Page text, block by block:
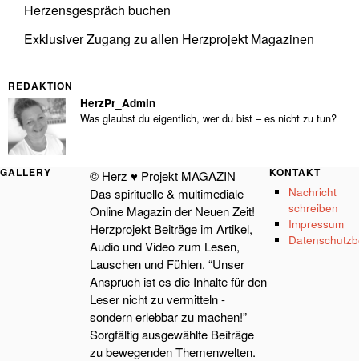
Herzensgespräch buchen
Exklusiver Zugang zu allen Herzprojekt Magazinen
REDAKTION
HerzPr_Admin
Was glaubst du eigentlich, wer du bist – es nicht zu tun?
GALLERY
© Herz ♥ Projekt MAGAZIN
Das spirituelle & multimediale
Online Magazin der Neuen Zeit!
Herzprojekt Beiträge im Artikel,
Audio und Video zum Lesen,
Lauschen und Fühlen. “Unser
Anspruch ist es die Inhalte für den
Leser nicht zu vermitteln -
sondern erlebbar zu machen!”
Sorgfältig ausgewählte Beiträge
zu bewegenden Themenwelten.
KONTAKT
Nachricht
schreiben
Impressum